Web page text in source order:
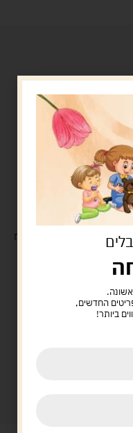
משלוח עם
החדשים,
ביותר!